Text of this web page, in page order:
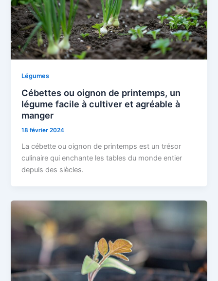
Légumes
Cébettes ou oignon de printemps, un
légume facile à cultiver et agréable à
manger
18 février 2024
La cébette ou oignon de printemps est un trésor
culinaire qui enchante les tables du monde entier
depuis des siècles.